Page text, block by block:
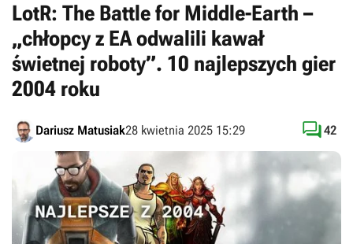
LotR: The Battle for Middle-Earth –
„chłopcy z EA odwalili kawał
świetnej roboty”. 10 najlepszych gier
2004 roku
Dariusz Matusiak28 kwietnia 2025 15:29 42